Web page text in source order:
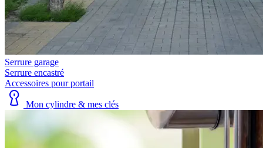
Serrure garage
Serrure encastré
Accessoires pour portail
Mon cylindre & mes clés